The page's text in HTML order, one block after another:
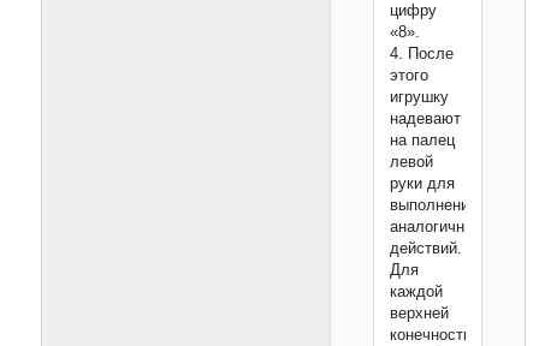
цифру
«8».
4. После
этого
игрушку
надевают
на палец
левой
руки для
выполнения
аналогичных
действий.
Для
каждой
верхней
конечности